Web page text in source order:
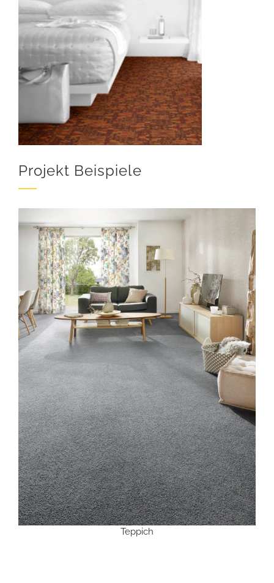
Projekt Beispiele
Teppich